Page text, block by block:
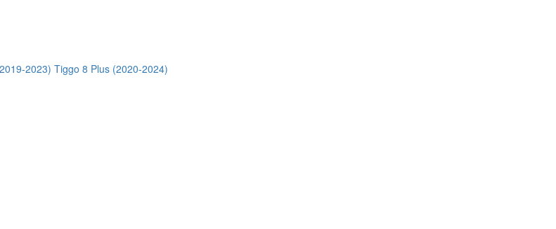
2023) Tiggo 8 Plus (2020-2024)